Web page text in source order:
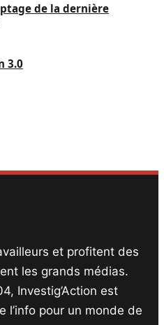
de la dernière
3.0
et profitent des
les grands médias.
Investig’Action est
l’info pour un monde de